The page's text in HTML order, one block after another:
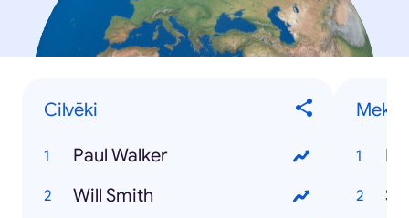
Cilvēki
Paul Walker
Will Smith